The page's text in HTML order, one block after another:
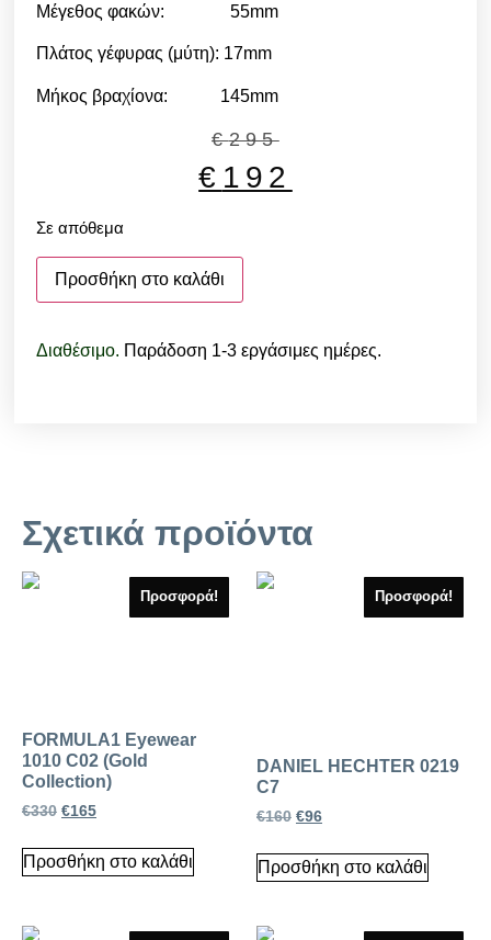
Μέγεθος φακών: 55mm
Πλάτος γέφυρας (μύτη): 17mm
Μήκος βραχίονα: 145mm
€295
€ 192
Σε απόθεμα
Προσθήκη στο καλάθι
Διαθέσιμο. Παράδοση 1-3 εργάσιμες ημέρες.
Σχετικά προϊόντα
Προσφορά!
FORMULA1 Eyewear
1010 C02 (Gold
Collection)
€330 €165
Προσθήκη στο καλάθι
Προσφορά!
DANIEL HECHTER 0219
C7
€160 €96
Προσθήκη στο καλάθι